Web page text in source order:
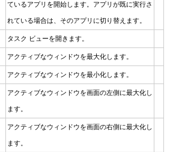
ているアプリを開始します。アプリが既に実行さ
れている場合は、そのアプリに切り替えます。
タスク ビューを開きます。
アクティブなウィンドウを最大化します。
アクティブなウィンドウを最小化します。
アクティブなウィンドウを画面の左側に最大化し
ます。
アクティブなウィンドウを画面の右側に最大化し
ます。